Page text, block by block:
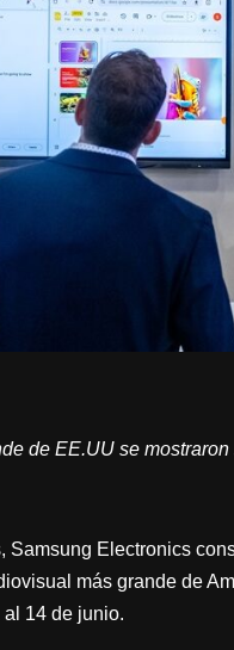
de EE.UU se
Electronics
más grande de
14 de junio.